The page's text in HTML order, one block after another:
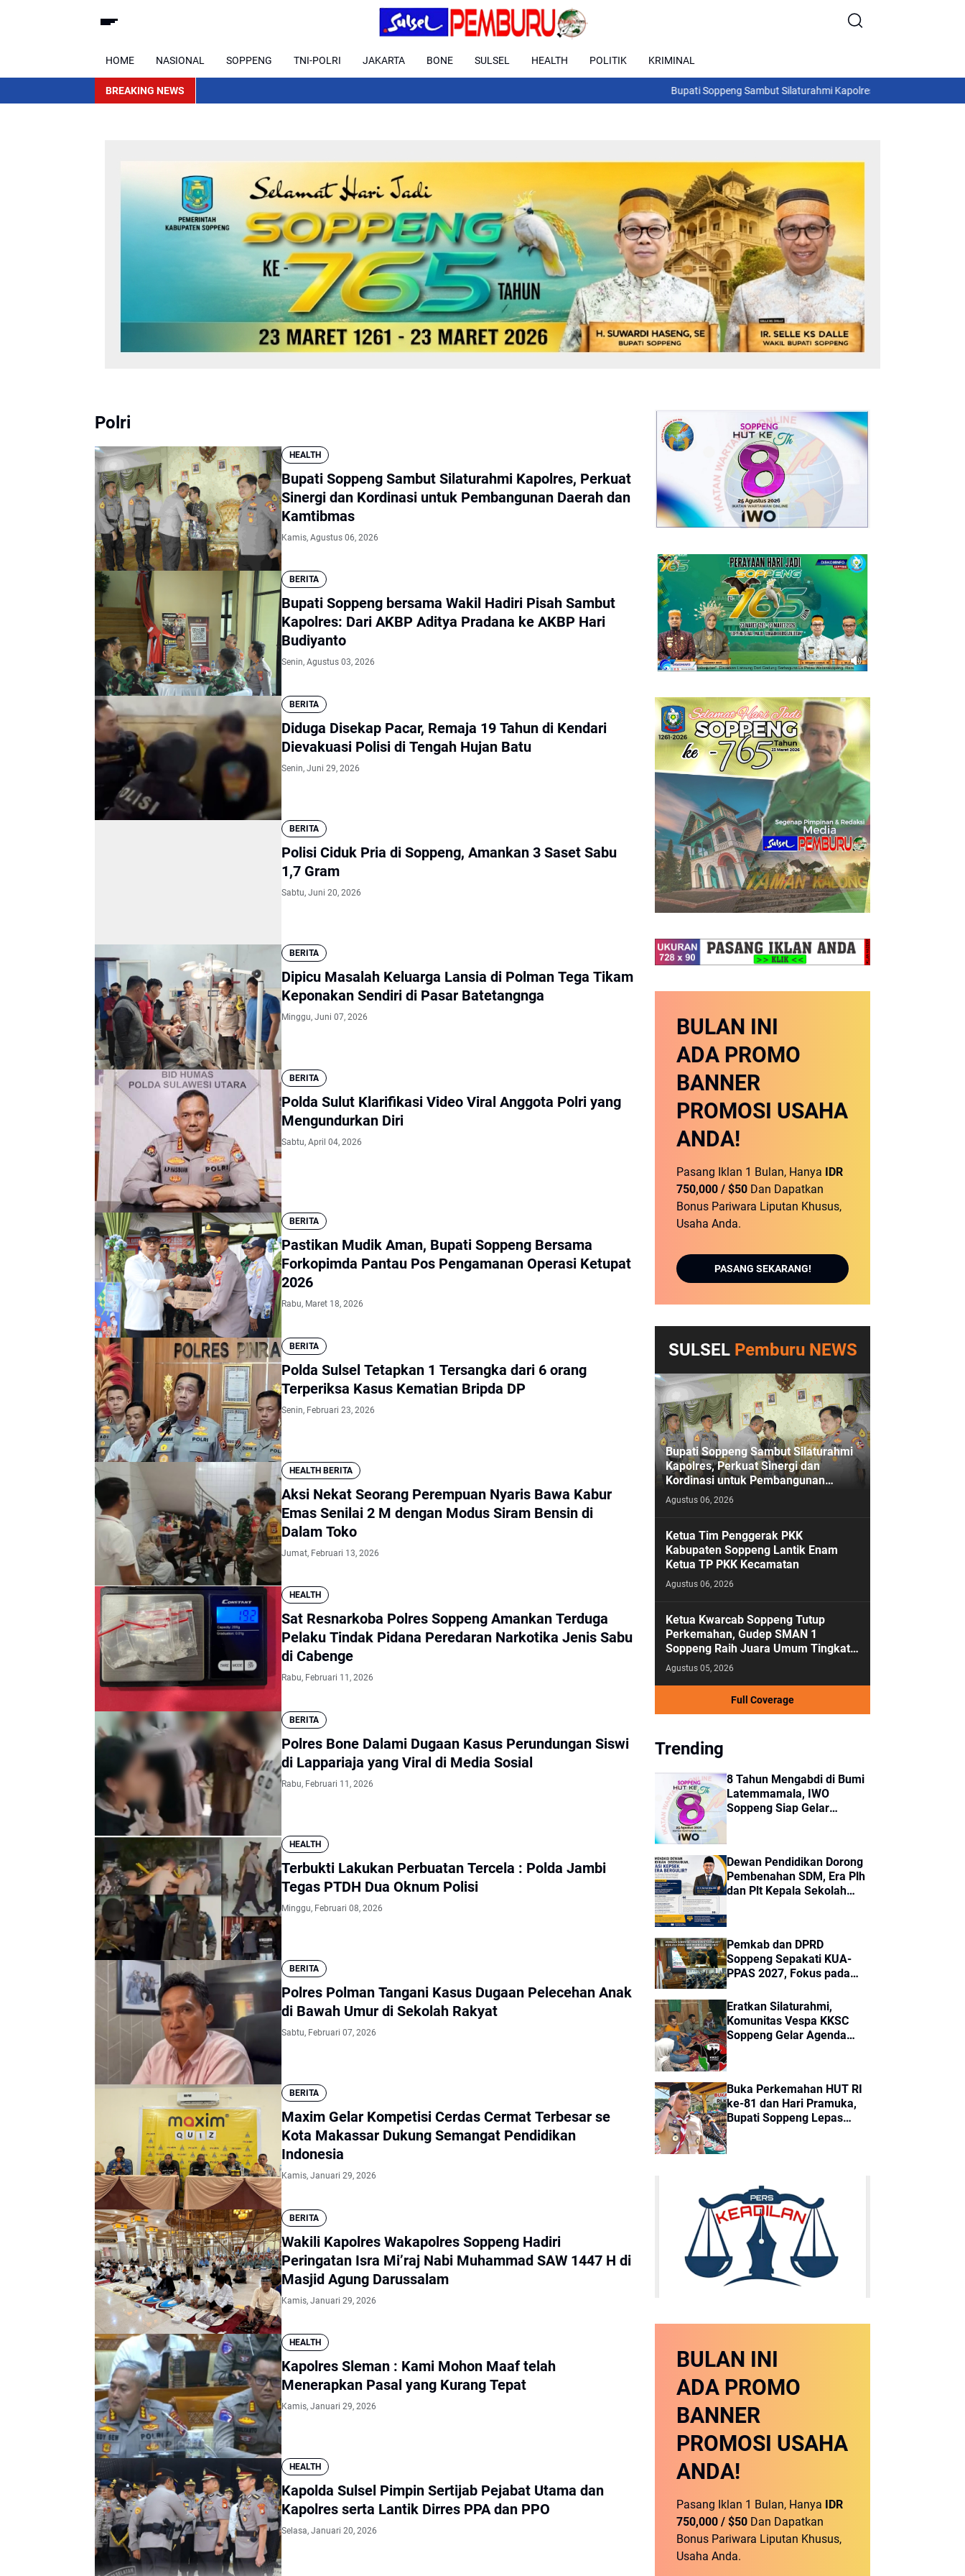
HOME NASIONAL SOPPENG TNI-POLRI JAKARTA BONE SULSEL HEALTH POLITIK KRIMINAL
BREAKING NEWS Bupati Soppeng Sambut Silaturahmi Kapolres, Perkuat Sinergi dan Kordinasi untuk
Polri
HEALTH
Bupati Soppeng Sambut Silaturahmi Kapolres, Perkuat
Sinergi dan Kordinasi untuk Pembangunan Daerah dan
Kamtibmas
Kamis, Agustus 06, 2026
BERITA
Bupati Soppeng bersama Wakil Hadiri Pisah Sambut
Kapolres: Dari AKBP Aditya Pradana ke AKBP Hari
Budiyanto
Senin, Agustus 03, 2026
BERITA
Diduga Disekap Pacar, Remaja 19 Tahun di Kendari
Dievakuasi Polisi di Tengah Hujan Batu
Senin, Juni 29, 2026
BERITA
Polisi Ciduk Pria di Soppeng, Amankan 3 Saset Sabu
1,7 Gram
Sabtu, Juni 20, 2026
BERITA
Dipicu Masalah Keluarga Lansia di Polman Tega Tikam
Keponakan Sendiri di Pasar Batetangnga
Minggu, Juni 07, 2026
BERITA
Polda Sulut Klarifikasi Video Viral Anggota Polri yang
Mengundurkan Diri
Sabtu, April 04, 2026
BERITA
Pastikan Mudik Aman, Bupati Soppeng Bersama
Forkopimda Pantau Pos Pengamanan Operasi Ketupat
2026
Rabu, Maret 18, 2026
BERITA
Polda Sulsel Tetapkan 1 Tersangka dari 6 orang
Terperiksa Kasus Kematian Bripda DP
Senin, Februari 23, 2026
HEALTH BERITA
Aksi Nekat Seorang Perempuan Nyaris Bawa Kabur
Emas Senilai 2 M dengan Modus Siram Bensin di
Dalam Toko
Jumat, Februari 13, 2026
HEALTH
Sat Resnarkoba Polres Soppeng Amankan Terduga
Pelaku Tindak Pidana Peredaran Narkotika Jenis Sabu
di Cabenge
Rabu, Februari 11, 2026
BERITA
Polres Bone Dalami Dugaan Kasus Perundungan Siswi
di Lappariaja yang Viral di Media Sosial
Rabu, Februari 11, 2026
HEALTH
Terbukti Lakukan Perbuatan Tercela : Polda Jambi
Tegas PTDH Dua Oknum Polisi
Minggu, Februari 08, 2026
BERITA
Polres Polman Tangani Kasus Dugaan Pelecehan Anak
di Bawah Umur di Sekolah Rakyat
Sabtu, Februari 07, 2026
BERITA
Maxim Gelar Kompetisi Cerdas Cermat Terbesar se
Kota Makassar Dukung Semangat Pendidikan
Indonesia
Kamis, Januari 29, 2026
BERITA
Wakili Kapolres Wakapolres Soppeng Hadiri
Peringatan Isra Mi’raj Nabi Muhammad SAW 1447 H di
Masjid Agung Darussalam
Kamis, Januari 29, 2026
HEALTH
Kapolres Sleman : Kami Mohon Maaf telah
Menerapkan Pasal yang Kurang Tepat
Kamis, Januari 29, 2026
HEALTH
Kapolda Sulsel Pimpin Sertijab Pejabat Utama dan
Kapolres serta Lantik Dirres PPA dan PPO
Selasa, Januari 20, 2026
BULAN INI
ADA PROMO
BANNER
PROMOSI USAHA
ANDA!
Pasang Iklan 1 Bulan, Hanya
IDR
750,000 / $50 Dan Dapatkan
Bonus Pariwara Liputan Khusus,
Usaha Anda.
PASANG SEKARANG!
SULSEL Pemburu NEWS
Bupati Soppeng Sambut Silaturahmi
Kapolres, Perkuat Sinergi dan
Kordinasi untuk Pembangunan
Daerah dan Kamtibmas
Agustus 06, 2026
Ketua Tim Penggerak PKK
Kabupaten Soppeng Lantik Enam
Ketua TP PKK Kecamatan
Agustus 06, 2026
Ketua Kwarcab Soppeng Tutup
Perkemahan, Gudep SMAN 1
Soppeng Raih Juara Umum Tingkat
Penegak
Agustus 05, 2026
Full Coverage
Trending
8 Tahun Mengabdi di Bumi
Latemmamala, IWO
Soppeng Siap Gelar
Dewan Pendidikan Dorong
Pembenahan SDM, Era Plh
dan Plt Kepala Sekolah
Pemkab dan DPRD
Soppeng Sepakati KUA-
PPAS 2027, Fokus pada
Publik
Eratkan Silaturahmi,
Komunitas Vespa KKSC
Soppeng Gelar Agenda
Buka Perkemahan HUT RI
ke-81 dan Hari Pramuka,
Bupati Soppeng Lepas
BULAN INI
ADA PROMO
BANNER
PROMOSI USAHA
ANDA!
Pasang Iklan 1 Bulan, Hanya IDR
750,000 / $50 Dan Dapatkan
Bonus Pariwara Liputan Khusus,
Usaha Anda.